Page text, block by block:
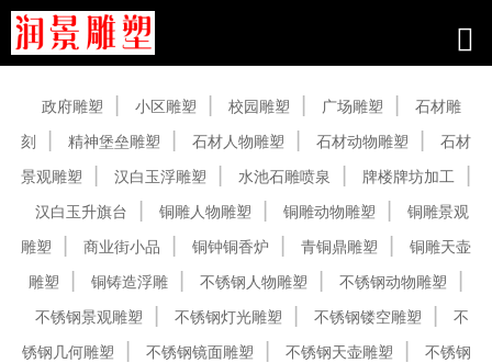
政府雕塑 小区雕塑 校园雕塑 广场雕塑
石材雕
刻
精神堡垒雕塑 石材人物雕塑 石材动物雕塑
石材
景观雕塑
汉白玉浮雕塑 水池石雕喷泉
牌楼牌坊加工
汉白玉升旗台
铜雕人物雕塑 铜雕动物雕塑
铜雕景观
雕塑
商业街小品 铜钟铜香炉 青铜鼎雕塑
铜雕天壶
雕塑
铜铸造浮雕 不锈钢人物雕塑
不锈钢动物雕塑
不锈钢景观雕塑
不锈钢灯光雕塑 不锈钢镂空雕塑
不
锈钢几何雕塑
不锈钢镜面雕塑 不锈钢天壶雕塑
不锈钢